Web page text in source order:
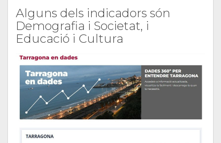
Alguns dels indicadors són
Demografia i Societat, i
Educació i Cultura